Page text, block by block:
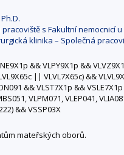
s Fakultní nemocnicí
klinika – Společná
&& VLPY9X1p &&
|| VLVL7X65c) &&
&& VLST7X1p &&
VLPM071, VLEP041,
&& VSSP03X
mateřských oborů.